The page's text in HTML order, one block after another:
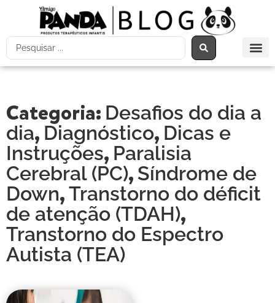
Categoria: Desafios do dia a
dia, Diagnóstico, Dicas e
Instruções, Paralisia
Cerebral (PC), Síndrome de
Down,Transtorno do déficit
de atenção (TDAH),
Transtorno do Espectro
Autista (TEA)